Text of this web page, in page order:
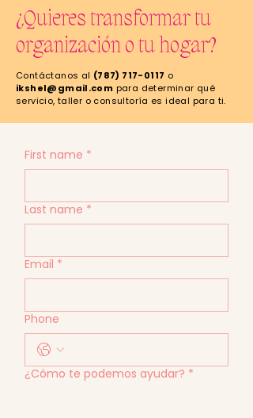
¿Quieres transformar tu
organización o tu hogar?
Contáctanos al (787) 717-0117 o
ikshel@gmail.com para determinar qué
servicio, taller o consultoría es ideal para ti.
First name *
Last name *
Email *
Phone
¿Cómo te podemos ayudar? *